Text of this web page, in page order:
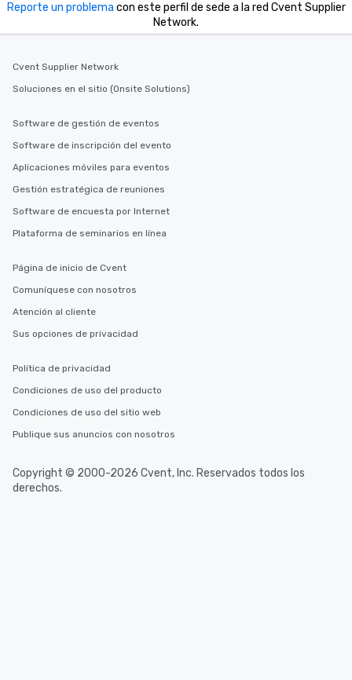
Reporte un problema con este perfil de sede a la red Cvent Supplier
Network.
Cvent Supplier Network
Soluciones en el sitio (Onsite Solutions)
Software de gestión de eventos
Software de inscripción del evento
Aplicaciones móviles para eventos
Gestión estratégica de reuniones
Software de encuesta por Internet
Plataforma de seminarios en línea
Página de inicio de Cvent
Comuníquese con nosotros
Atención al cliente
Sus opciones de privacidad
Política de privacidad
Condiciones de uso del producto
Condiciones de uso del sitio web
Publique sus anuncios con nosotros
Copyright © 2000-2026 Cvent, Inc. Reservados todos los
derechos.